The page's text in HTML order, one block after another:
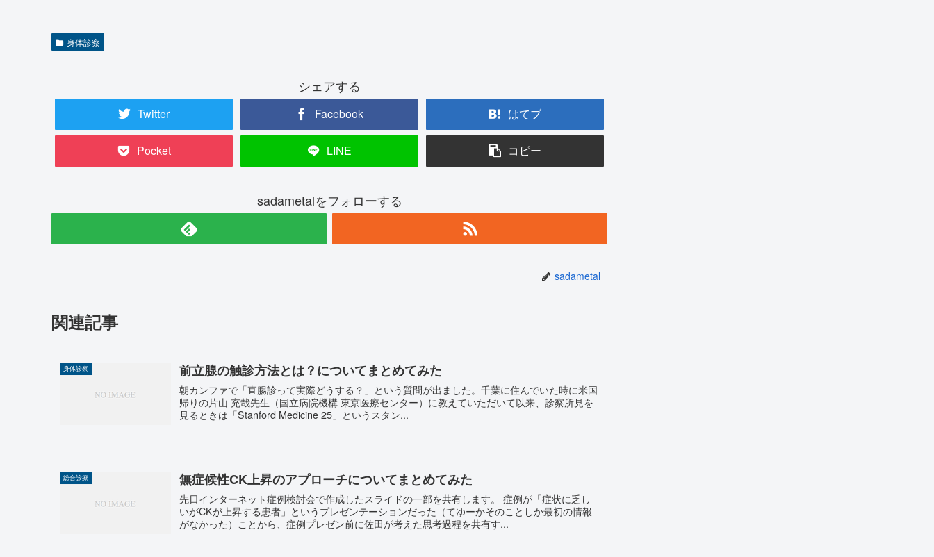
身体診察
シェアする
Twitter Facebook はてブ
Pocket LINE コピー
sadametalをフォローする
sadametal
関連記事
身体診察 前立腺の触診方法とは？についてまとめてみた
朝カンファで「直腸診って実際どうする？」という質問が出ました。千葉に住んでいた時に米国
帰りの片山 充哉先生（国立病院機構 東京医療センター）に教えていただいて以来、診察所見を
見るときは「Stanford Medicine 25」というスタン...
総合診療 無症候性CK上昇のアプローチについてまとめてみた
先日インターネット症例検討会で作成したスライドの一部を共有します。 症例が「症状に乏し
いがCKが上昇する患者」というプレゼンテーションだった（てゆーかそのことしか最初の情報
がなかった）ことから、症例プレゼン前に佐田が考えた思考過程を共有す...